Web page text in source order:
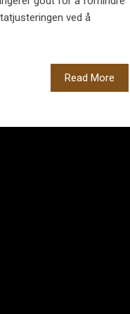
ved å
Read More